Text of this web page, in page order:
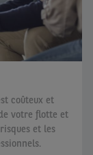
coûteux et
votre flotte et
et les